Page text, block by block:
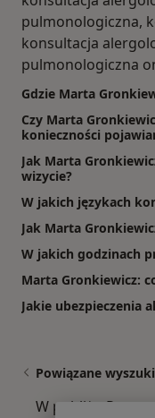
pulmonologiczna,
konsultacja
pulmonologiczna
Gdzie Marta
Czy Marta
konieczności
Jak Marta
wizycie?
W jakich językach
Jak Marta
W jakich godzinach
Marta Gronkiewicz:
Jakie ubezpieczenia
Powiązane
W pobliżu